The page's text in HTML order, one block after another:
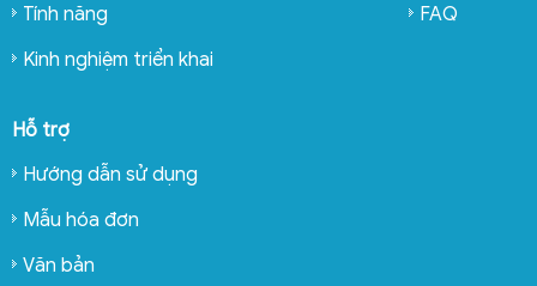
Tính năng
Kinh nghiệm triển khai
FAQ
Hỗ trợ
Hướng dẫn sử dụng
Mẫu hóa đơn
Văn bản